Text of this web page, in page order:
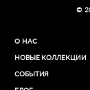
©
О НАС
НОВЫЕ КОЛЛЕКЦИИ
СОБЫТИЯ